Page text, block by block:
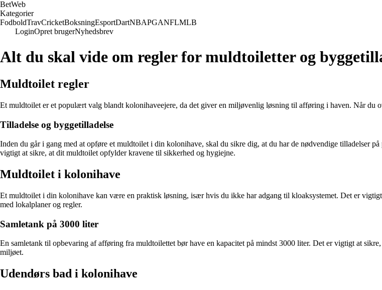
BetWeb
Kategorier
FodboldTravCricketBoksningEsportDartNBAPGANFLMLB
LoginOpret brugerNyhedsbrev
Alt du skal vide om regler for muldtoiletter og
Muldtoilet regler
Et muldtoilet er et populært valg blandt kolonihaveejere, da det giver en miljøvenlig løsning til afføring i haven. Når
Tilladelse og byggetilladelse
Inden du går i gang med at opføre et muldtoilet i din kolonihave, skal du sikre dig, at du har de nødvendige tilladelser
vigtigt at sikre, at dit muldtoilet opfylder kravene til sikkerhed og hygiejne.
Muldtoilet i kolonihave
Et muldtoilet i din kolonihave kan være en praktisk løsning, især hvis du ikke har adgang til kloaksystemet. Det er
med lokalplaner og regler.
Samletank på 3000 liter
En samletank til opbevaring af afføring fra muldtoilettet bør have en kapacitet på mindst 3000 liter. Det er vigtigt at
miljøet.
Udendørs bad i kolonihave